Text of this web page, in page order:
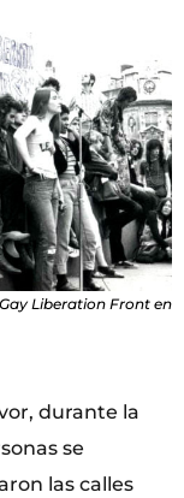
Gay Liberation Front en
durante la
se
las calles